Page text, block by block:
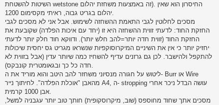
השיטות להשטחת wetstone זה באמצעות משחזת יהלום). החיסרון הוא שאין
יהלום בגריט גבוה, ראיתי מקסימום 1200.
מסכים לחלוטין לגבי התאמת ההשחזה לשימוש. אבל אני לא מסכים לגבי
החזקת החוד: לדעתי זווית ההשחזה היא זו (יחד עם איכות הפלדה) שקובעת את
החזקת החוד (זווית חדה יותר=להב חלש יותר). ודווקא חוד חלק יותר לדעתי
יחזיק יותר כי אין את השיניים המיקרוסוקפיות שנשראו מגריט גס יחסית שיכולות
להתקפל ולהישבר. לכן גם גרזנים עדיף להשחיז כמה שיותר עדין (אבל בזווית לא
חדה כל כך ובגאומטרית קונבקס).
ליטוש על חגורה מנסיוני משחזר להב היטב והוא מוריד את ה- Burr או Wire
מהאבן "אוכלת הפלדה". לחיתוך נייר A4, ה- stropping עושה הבדל ניכר אחרי
אבן 1000 קרמית.
מסכים אתך שחוד מחוספס (שוב, מיקרוסקופית) חותך טוב יותר עגבניה למשל,